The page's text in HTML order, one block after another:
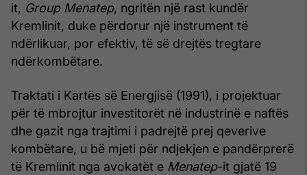
it, Group Menatep, ngritën një rast kundër
Kremlinit, duke përdorur një instrument të
ndërlikuar, por efektiv, të së drejtës tregtare
ndërkombëtare.
Traktati i Kartës së Energjisë (1991), i projektuar
për të mbrojtur investitorët në industrinë e naftës
dhe gazit nga trajtimi i padrejtë prej qeverive
kombëtare, u bë mjeti për ndjekjen e pandërprerë
të Kremlinit nga avokatët e Menatep-it gjatë 19